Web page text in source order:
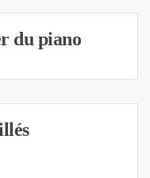
du piano